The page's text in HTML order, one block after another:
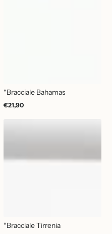
*Bracciale Bahamas
Prezzo
€21,90
*Bracciale Tirrenia